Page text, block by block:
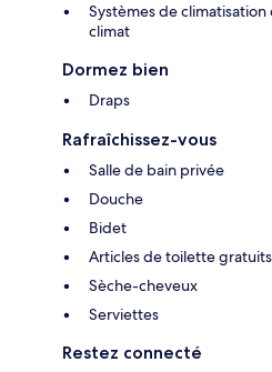
Systèmes de
climat
Dormez bien
Draps
Rafraîchissez-vous
Salle de bain privée
Douche
Bidet
Articles de toilette gratuits
Sèche-cheveux
Serviettes
Restez connecté